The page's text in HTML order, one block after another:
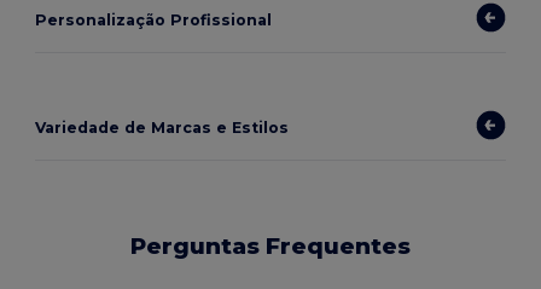
Personalização Profissional
Variedade de Marcas e Estilos
Perguntas Frequentes